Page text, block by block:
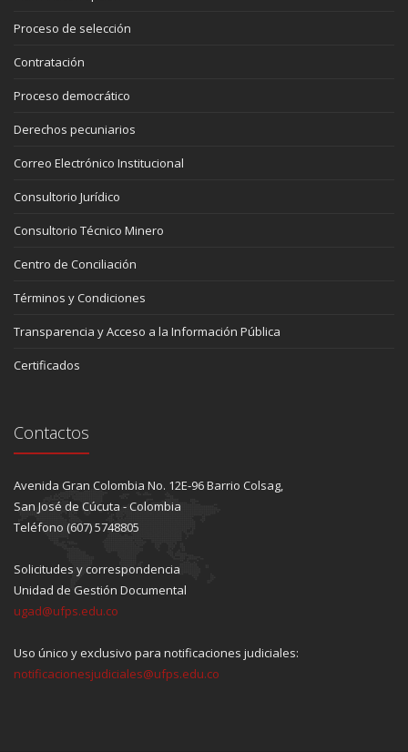
Proceso de selección
Contratación
Proceso democrático
Derechos pecuniarios
Correo Electrónico Institucional
Consultorio Jurídico
Consultorio Técnico Minero
Centro de Conciliación
Términos y Condiciones
Transparencia y Acceso a la Información Pública
Certificados
Contactos
Avenida Gran Colombia No. 12E-96 Barrio Colsag,
San José de Cúcuta - Colombia
Teléfono (607) 5748805
Solicitudes y correspondencia
Unidad de Gestión Documental
ugad@ufps.edu.co
Uso único y exclusivo para notificaciones judiciales:
notificacionesjudiciales@ufps.edu.co